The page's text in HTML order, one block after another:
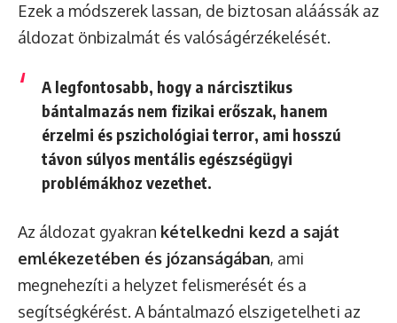
Ezek a módszerek lassan, de biztosan aláássák az
áldozat önbizalmát és valóságérzékelését.
A legfontosabb, hogy a nárcisztikus
bántalmazás nem fizikai erőszak, hanem
érzelmi és pszichológiai terror, ami hosszú
távon súlyos mentális egészségügyi
problémákhoz vezethet.
Az áldozat gyakran kételkedni kezd a saját
emlékezetében és józanságában, ami
megnehezíti a helyzet felismerését és a
segítségkérést. A bántalmazó elszigetelheti az